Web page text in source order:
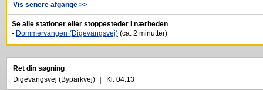
Vis senere afgange >>
Se alle stationer eller stoppesteder i nærheden
- Dommervangen (Digevangsvej) (ca. 2 minutter)
Ret din søgning
Digevangsvej (Byparkvej)
Kl. 04:13